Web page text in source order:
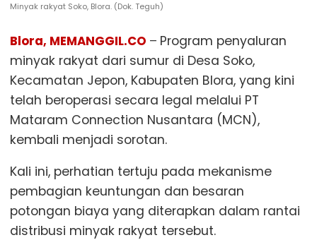
Minyak rakyat Soko, Blora. (Dok. Teguh)
Blora, MEMANGGIL.CO – Program penyaluran
minyak rakyat dari sumur di Desa Soko,
Kecamatan Jepon, Kabupaten Blora, yang kini
telah beroperasi secara legal melalui PT
Mataram Connection Nusantara (MCN),
kembali menjadi sorotan.
Kali ini, perhatian tertuju pada mekanisme
pembagian keuntungan dan besaran
potongan biaya yang diterapkan dalam rantai
distribusi minyak rakyat tersebut.